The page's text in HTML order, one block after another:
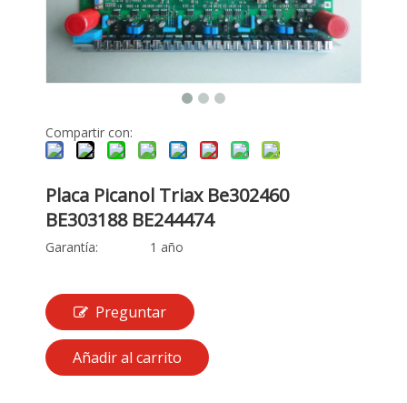
Compartir con:
Placa Picanol Triax Be302460
BE303188 BE244474
Garantía: 1 año
Preguntar
Añadir al carrito